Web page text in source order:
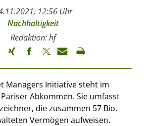
12:56 Uhr
Nachhaltigkeit
Redaktion: hf
Managers Initiative steht im
Abkommen. Sie umfasst
die zusammen 57 Bio.
Vermögen aufweisen.